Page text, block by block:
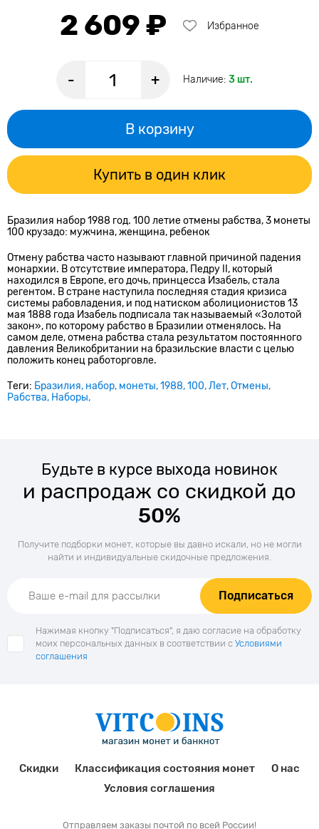
2 609 ₽ Избранное
- + Наличие: 3 шт.
В корзину
Купить в один клик
Бразилия набор 1988 год. 100 летие отмены рабства, 3 монеты
100 крузадо: мужчина, женщина, ребенок
Отмену рабства часто называют главной причиной падения
монархии. В отсутствие императора, Педру II, который
находился в Европе, его дочь, принцесса Изабель, стала
регентом. В стране наступила последняя стадия кризиса
системы рабовладения, и под натиском аболиционистов 13
мая 1888 года Изабель подписала так называемый «Золотой
закон», по которому рабство в Бразилии отменялось. На
самом деле, отмена рабства стала результатом постоянного
давления Великобритании на бразильские власти с целью
положить конец работорговле.
Теги: Бразилия набор монеты 1988 100 Лет Отмены
Рабства Наборы
Будьте в курсе выхода новинок
и распродаж со скидкой до
50%
Получите подборки монет, которые вы давно искали, но не могли
найти и индивидуальные скидочные предложения.
Подписаться
Нажимая кнопку "Подписаться", я даю согласие на обработку
моих персональных данных в соответствии с Условиями
соглашения
Скидки Классификация состояния монет
О нас
Условия соглашения
Отправляем заказы почтой по всей России!